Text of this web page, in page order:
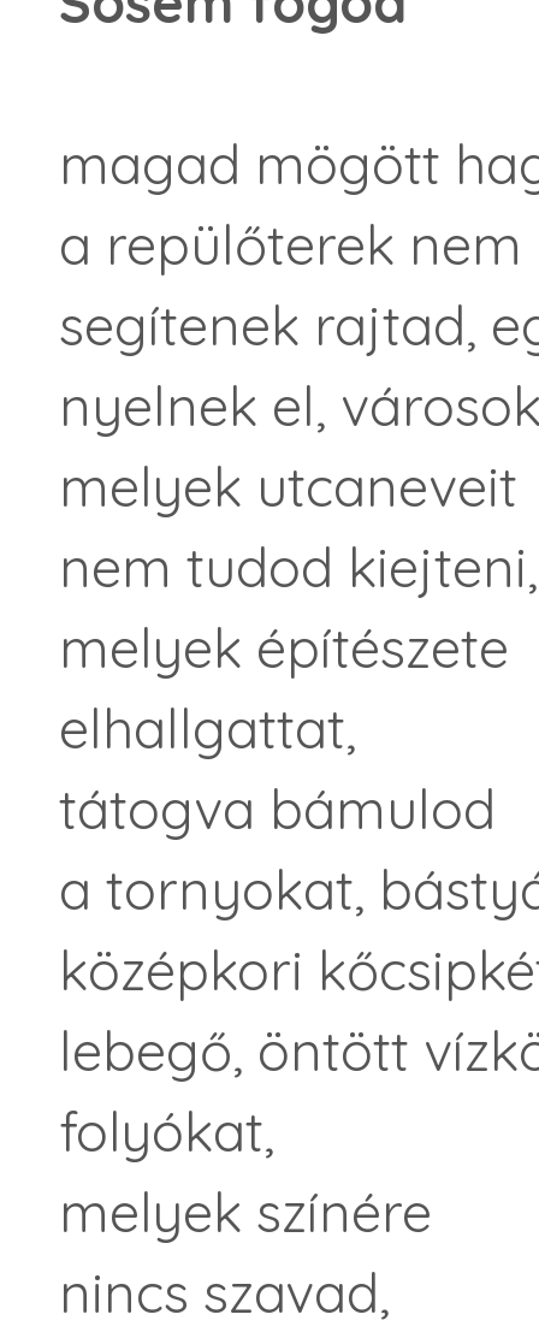
magad mögött
a repülőterek nem
segítenek rajtad,
nyelnek el,
melyek utcaneveit
nem tudod kiejteni,
melyek építészete
elhallgattat,
tátogva bámulod
a tornyokat,
középkori
lebegő, öntött
folyókat,
melyek színére
nincs szavad,